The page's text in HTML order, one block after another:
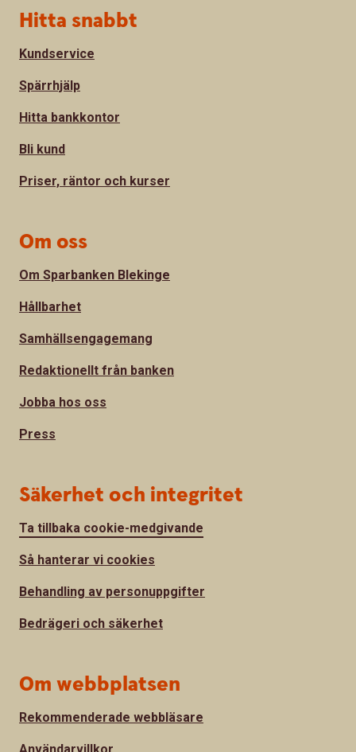
Sidfot
Hitta snabbt
Kundservice
Spärrhjälp
Hitta bankkontor
Bli kund
Priser, räntor och kurser
Om oss
Om Sparbanken Blekinge
Hållbarhet
Samhällsengagemang
Redaktionellt från banken
Jobba hos oss
Press
Säkerhet och integritet
Ta tillbaka cookie-medgivande
Så hanterar vi cookies
Behandling av personuppgifter
Bedrägeri och säkerhet
Om webbplatsen
Rekommenderade webbläsare